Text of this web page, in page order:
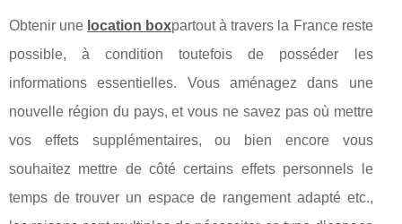
Obtenir une location boxpartout à travers la France reste
possible, à condition toutefois de posséder les
informations essentielles. Vous aménagez dans une
nouvelle région du pays, et vous ne savez pas où mettre
vos effets supplémentaires, ou bien encore vous
souhaitez mettre de côté certains effets personnels le
temps de trouver un espace de rangement adapté etc.,